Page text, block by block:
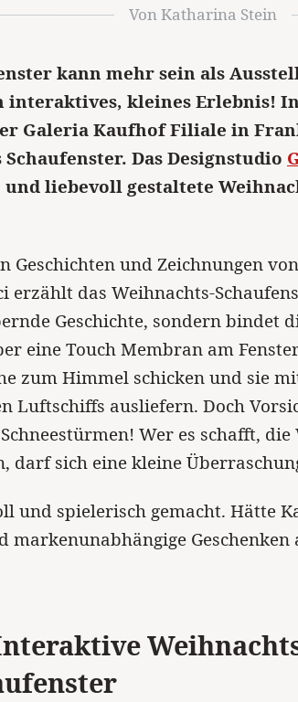
Von Katharina Stein
kann mehr sein als
interaktives, kleines Erlebnis!
Galeria Kaufhof Filiale in
Schaufenster. Das Designstudio
liebevoll gestaltete
Geschichten und Zeichnungen
erzählt das Weihnachts-
Geschichte, sondern bindet
eine Touch Membran am
zum Himmel schicken und sie
Luftschiffs ausliefern. Doch
Wer es schafft, die
darf sich eine kleine
und spielerisch gemacht. Hätte
markenunabhängige